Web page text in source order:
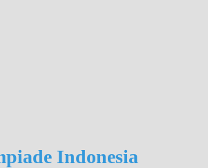
Indonesia